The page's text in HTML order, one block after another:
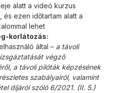
alatt a videó kurzus
és ezen időtartam alatt a
lehet
korlátozás:
által – a távoli
végző
a távoli pilóták képzésének
szabályairól, valamint
díjáról szóló 6/2021. (II. 5.)